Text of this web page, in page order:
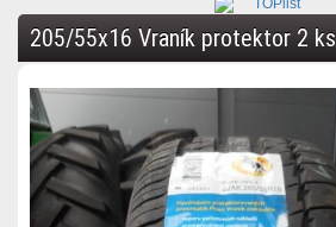
205/55x16 Vraník protektor 2 ks